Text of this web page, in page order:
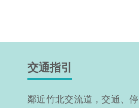
交通指引
鄰近竹北交流道，交通、停